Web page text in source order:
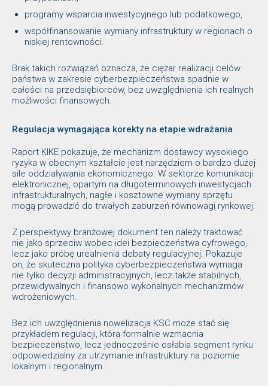
programy wsparcia inwestycyjnego lub podatkowego,
współfinansowanie wymiany infrastruktury w regionach o
niskiej rentowności.
Brak takich rozwiązań oznacza, że ciężar realizacji celów
państwa w zakresie cyberbezpieczeństwa spadnie w
całości na przedsiębiorców, bez uwzględnienia ich realnych
możliwości finansowych.
Regulacja wymagająca korekty na etapie wdrażania
Raport KIKE pokazuje, że mechanizm dostawcy wysokiego
ryzyka w obecnym kształcie jest narzędziem o bardzo dużej
sile oddziaływania ekonomicznego. W sektorze komunikacji
elektronicznej, opartym na długoterminowych inwestycjach
infrastrukturalnych, nagłe i kosztowne wymiany sprzętu
mogą prowadzić do trwałych zaburzeń równowagi rynkowej.
Z perspektywy branżowej dokument ten należy traktować
nie jako sprzeciw wobec idei bezpieczeństwa cyfrowego,
lecz jako próbę urealnienia debaty regulacyjnej. Pokazuje
on, że skuteczna polityka cyberbezpieczeństwa wymaga
nie tylko decyzji administracyjnych, lecz także stabilnych,
przewidywalnych i finansowo wykonalnych mechanizmów
wdrożeniowych.
Bez ich uwzględnienia nowelizacja KSC może stać się
przykładem regulacji, która formalnie wzmacnia
bezpieczeństwo, lecz jednocześnie osłabia segment rynku
odpowiedzialny za utrzymanie infrastruktury na poziomie
lokalnym i regionalnym.